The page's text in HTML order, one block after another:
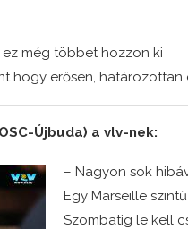
még többet hozzon ki
hogy erősen, határozottan
OSC-Újbuda) a vlv-nek:
– Nagyon sok
Egy Marseille
Szombatig le kell